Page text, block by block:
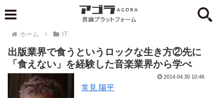
ホーム IT
出版業界で食うというロックな生き方②先に
「食えない」を経験した音楽業界から学べ
常見 陽平
2014.04.30 10:46